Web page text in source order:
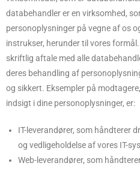
databehandler er en virksomhed,
personoplysninger på vegne af os
instrukser, herunder til vores
skriftlig aftale med alle
deres behandling af
og sikkert. Eksempler på
indsigt i dine personoplysninger, er:
IT-leverandører, som håndterer
og vedligeholdelse af vores IT-
Web-leverandører, som